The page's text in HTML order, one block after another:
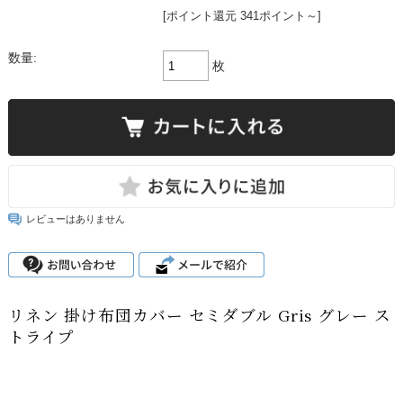
[ポイント還元 341ポイント～]
数量:
枚
レビューはありません
リネン 掛け布団カバー セミダブル Gris グレー ス
トライプ